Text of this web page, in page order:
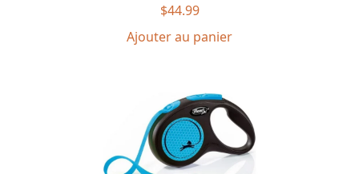
$44.99
Ajouter au panier